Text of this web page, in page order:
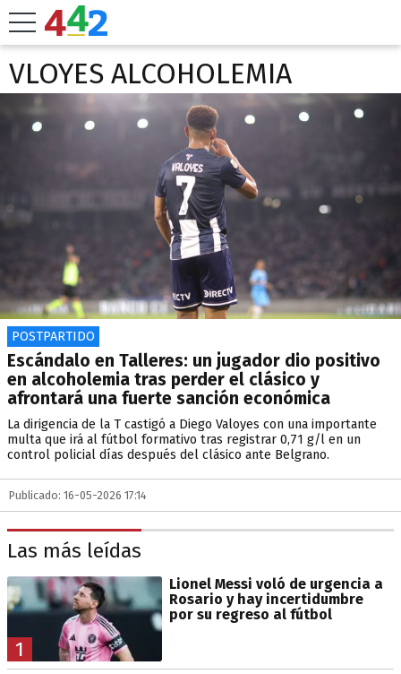
VLOYES ALCOHOLEMIA
POSTPARTIDO
Escándalo en Talleres: un jugador dio positivo
en alcoholemia tras perder el clásico y
afrontará una fuerte sanción económica
La dirigencia de la T castigó a Diego Valoyes con una importante
multa que irá al fútbol formativo tras registrar 0,71 g/l en un
control policial días después del clásico ante Belgrano.
Publicado: 16-05-2026 17:14
Las más leídas
1
Lionel Messi voló de urgencia a
Rosario y hay incertidumbre
por su regreso al fútbol